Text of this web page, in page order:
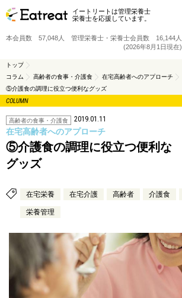
イートリートは管理栄養士
栄養士を応援しています。
本会員数 57,048人 管理栄養士・栄養士会員数 16,144人
(2026年8月1日現在)
トップ
コラム
高齢者の食事・介護食
在宅高齢者へのアプローチ
⑤介護食の調理に役立つ便利なグッズ
COLUMN
高齢者の食事・介護食 2019.01.11
在宅高齢者へのアプローチ
⑤介護食の調理に役立つ便利な
グッズ
在宅栄養 在宅介護 高齢者 介護食
栄養管理